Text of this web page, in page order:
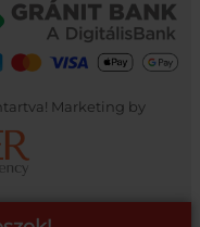
Marketing by